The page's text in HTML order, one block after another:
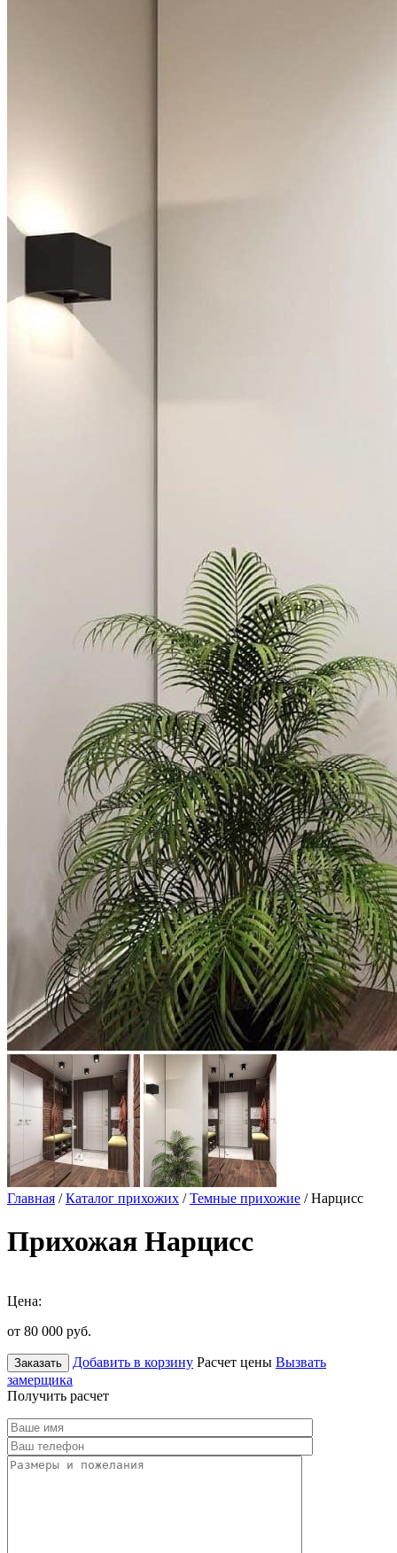
Главная /Каталог прихожих /Темные прихожие / Нарцисс
Прихожая Нарцисс
Цена:
от 80 000 руб.
Заказать Добавить в корзину Расчет цены Вызвать
замерщика
Получить расчет